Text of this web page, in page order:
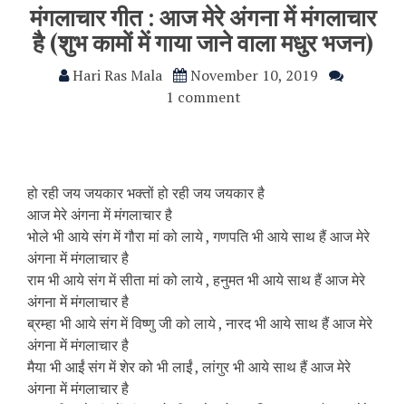
मंगलाचार गीत : आज मेरे अंगना में मंगलाचार
है (शुभ कामों में गाया जाने वाला मधुर भजन)
Hari Ras Mala
November 10, 2019
1 comment
हो रही जय जयकार भक्तों हो रही जय जयकार है
आज मेरे अंगना में मंगलाचार है
भोले भी आये संग में गौरा मां को लाये , गणपति भी आये साथ हैं आज मेरे
अंगना में मंगलाचार है
राम भी आये संग में सीता मां को लाये , हनुमत भी आये साथ हैं आज मेरे
अंगना में मंगलाचार है
ब्रम्हा भी आये संग में विष्णु जी को लाये , नारद भी आये साथ हैं आज मेरे
अंगना में मंगलाचार है
मैया भी आईं संग में शेर को भी लाईं , लांगुर भी आये साथ हैं आज मेरे
अंगना में मंगलाचार है